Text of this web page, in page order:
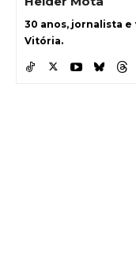
30 anos, jornalista
Vitória.